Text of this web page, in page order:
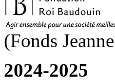
(Fonds
2024-2025